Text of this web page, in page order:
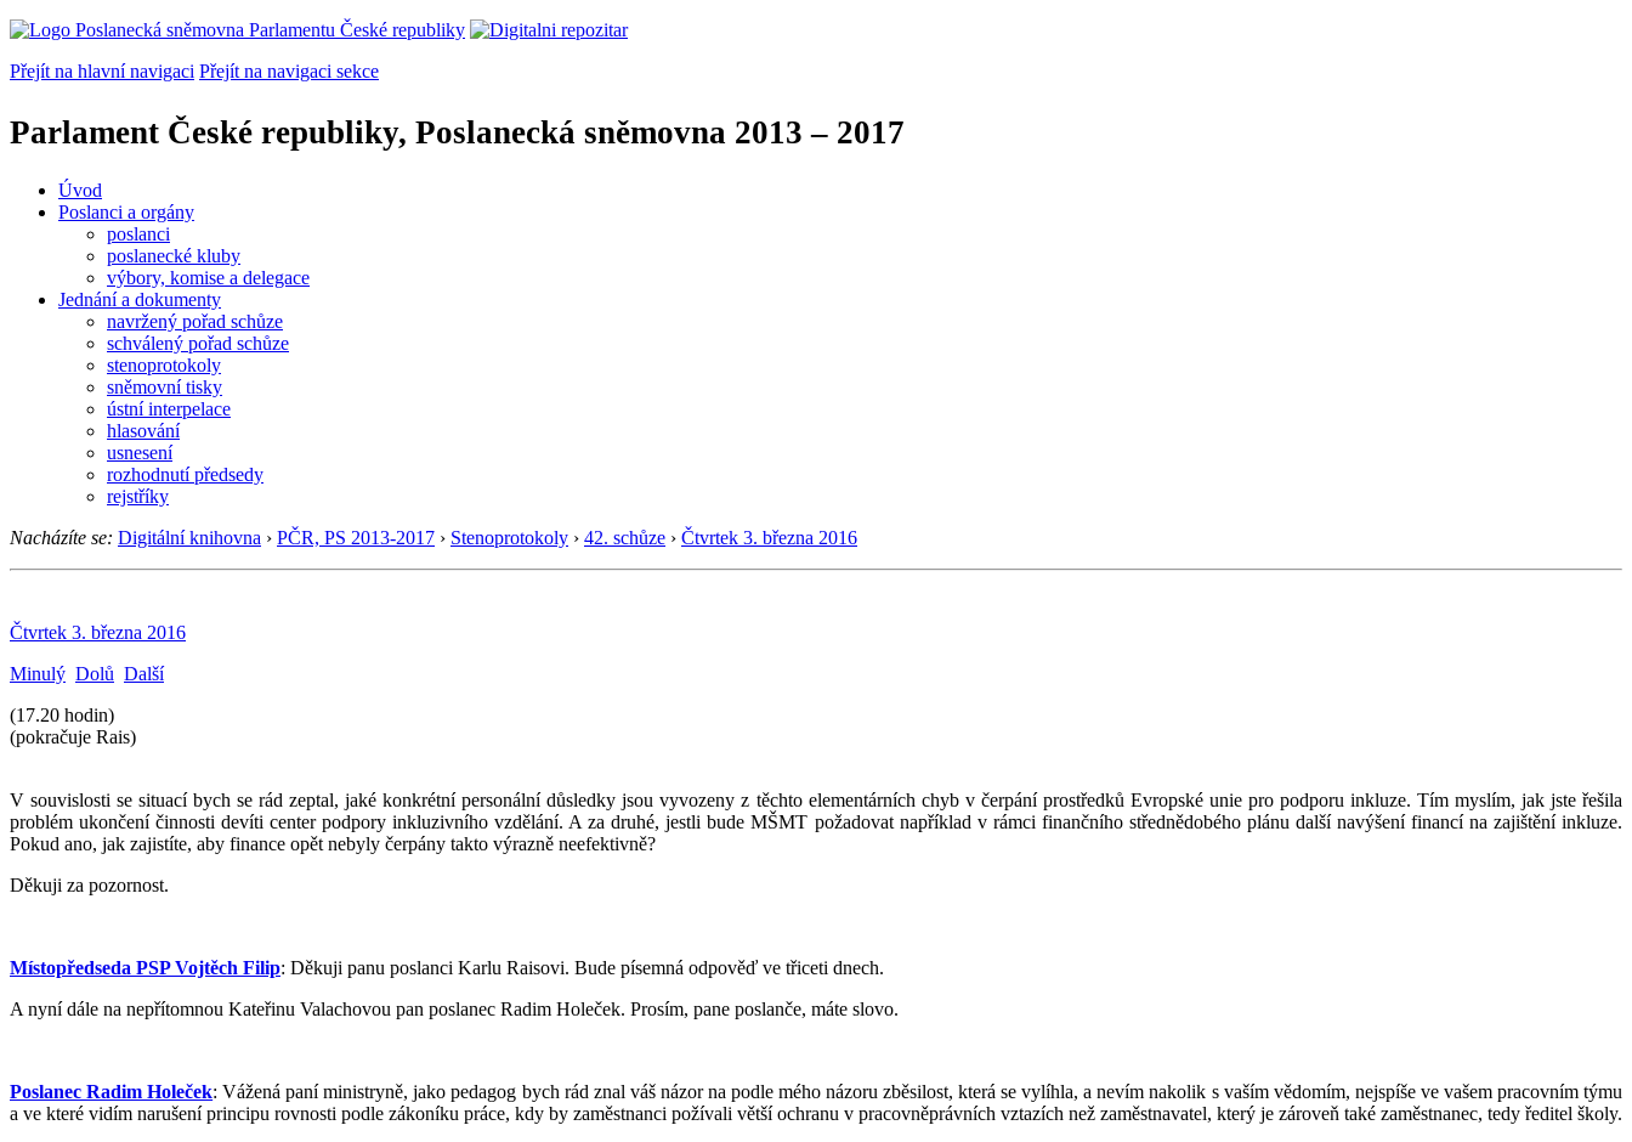
Přejít na hlavní navigaci Přejít na navigaci sekce
Parlament České republiky, Poslanecká sněmovna 2013 – 2017
Úvod
Poslanci a orgány
poslanci
poslanecké kluby
výbory, komise a delegace
Jednání a dokumenty
navržený pořad schůze
schválený pořad schůze
stenoprotokoly
sněmovní tisky
ústní interpelace
hlasování
usnesení
rozhodnutí předsedy
rejstříky
Nacházíte se: Digitální knihovna › PČR, PS 2013-2017 › Stenoprotokoly › 42. schůze › Čtvrtek 3. března 2016
Čtvrtek 3. března 2016
Minulý Dolů Další
(17.20 hodin)
(pokračuje Rais)
V souvislosti se situací bych se rád zeptal, jaké konkrétní personální důsledky jsou vyvozeny z těchto elementárních chyb v čerpání prostředků Evropské unie pro podporu inkluze. Tím myslím, jak jste řešila
problém ukončení činnosti devíti center podpory inkluzivního vzdělání. A za druhé, jestli bude MŠMT požadovat například v rámci finančního střednědobého plánu další navýšení financí na zajištění inkluze.
Pokud ano, jak zajistíte, aby finance opět nebyly čerpány takto výrazně neefektivně?
Děkuji za pozornost.
Místopředseda PSP Vojtěch Filip: Děkuji panu poslanci Karlu Raisovi. Bude písemná odpověď ve třiceti dnech.
A nyní dále na nepřítomnou Kateřinu Valachovou pan poslanec Radim Holeček. Prosím, pane poslanče, máte slovo.
Poslanec Radim Holeček: Vážená paní ministryně, jako pedagog bych rád znal váš názor na podle mého názoru zběsilost, která se vylíhla, a nevím nakolik s vaším vědomím, nejspíše ve vašem pracovním týmu
a ve které vidím narušení principu rovnosti podle zákoníku práce, kdy by zaměstnanci požívali větší ochranu v pracovněprávních vztazích než zaměstnavatel, který je zároveň také zaměstnanec, tedy ředitel školy.